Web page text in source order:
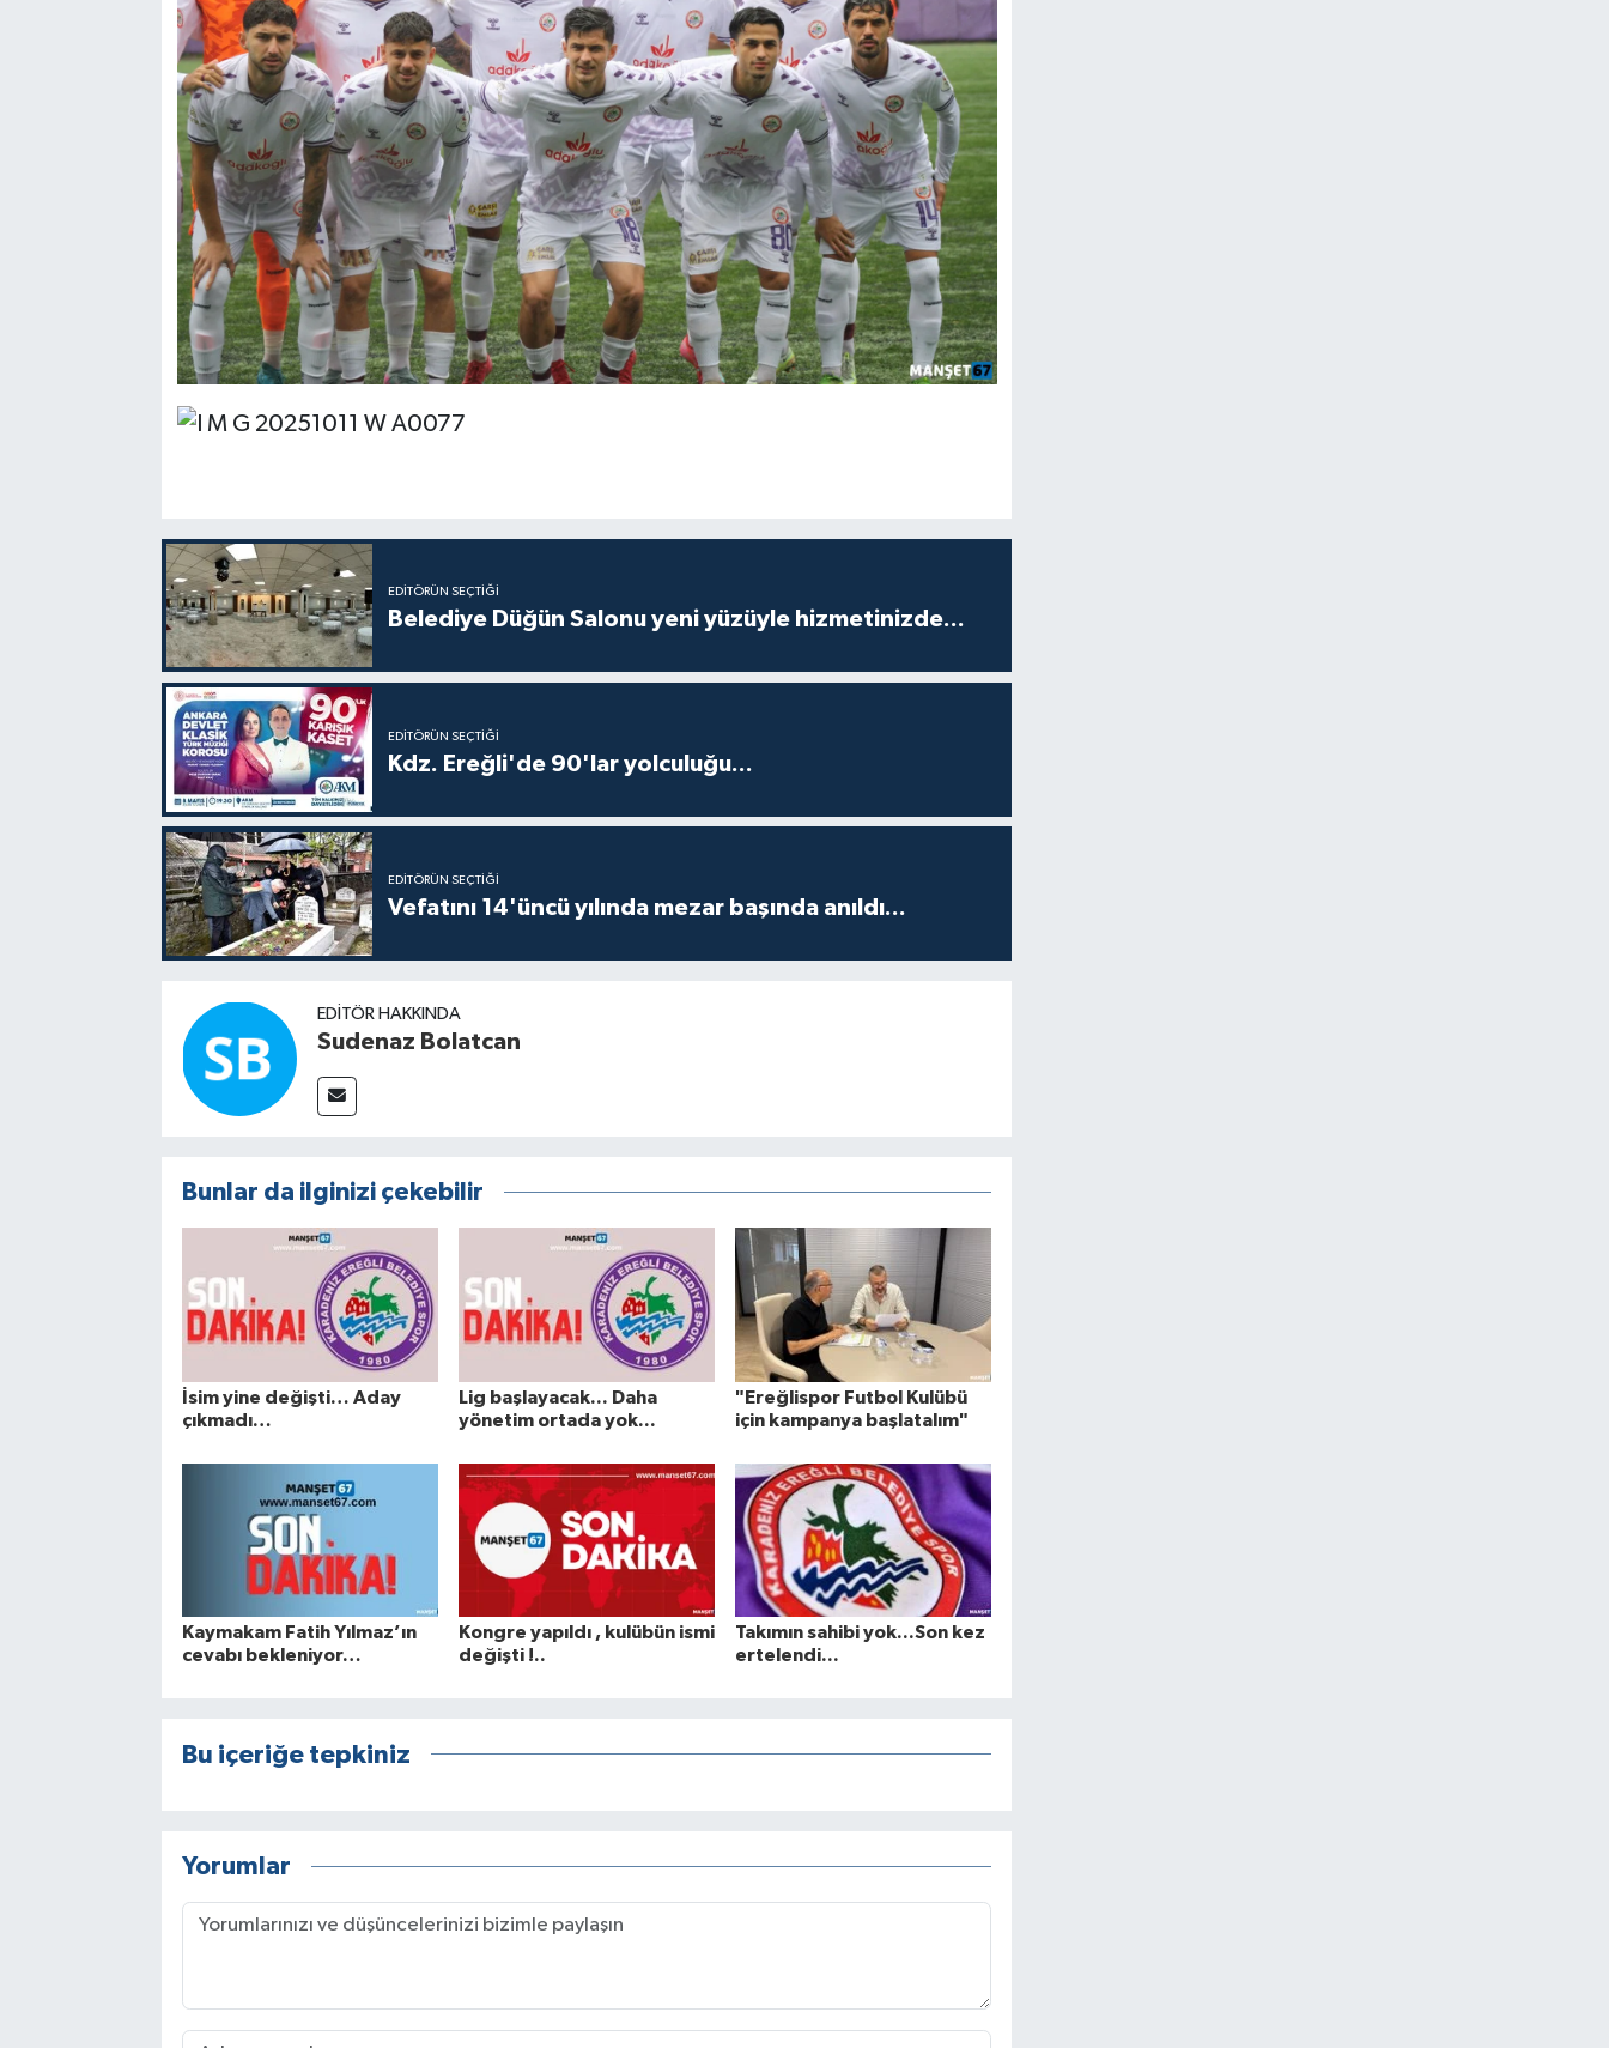
EDITÖRÜN SEÇTIĞI
Belediye Düğün Salonu yeni yüzüyle hizmetinizde...
EDITÖRÜN SEÇTIĞI
Kdz. Ereğli'de 90'lar yolculuğu...
EDITÖRÜN SEÇTIĞI
Vefatını 14'üncü yılında mezar başında anıldı...
EDITÖR HAKKINDA
Sudenaz Bolatcan
Bunlar da ilginizi çekebilir
İsim yine değişti… Aday
çıkmadı…
Lig başlayacak... Daha
yönetim ortada yok...
"Ereğlispor Futbol Kulübü
için kampanya başlatalım"
Kaymakam Fatih Yılmaz’ın
cevabı bekleniyor…
Kongre yapıldı , kulübün ismi
değişti !..
Takımın sahibi yok...Son kez
ertelendi...
Bu içeriğe tepkiniz
Yorumlar